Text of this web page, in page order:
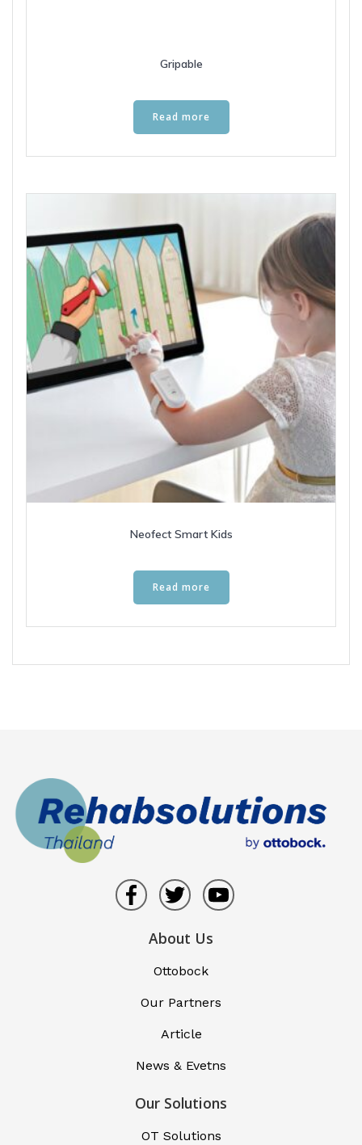
Gripable
Read more
Neofect Smart Kids
Read more
About Us
Ottobock
Our Partners
Article
News & Evetns
Our Solutions
OT Solutions